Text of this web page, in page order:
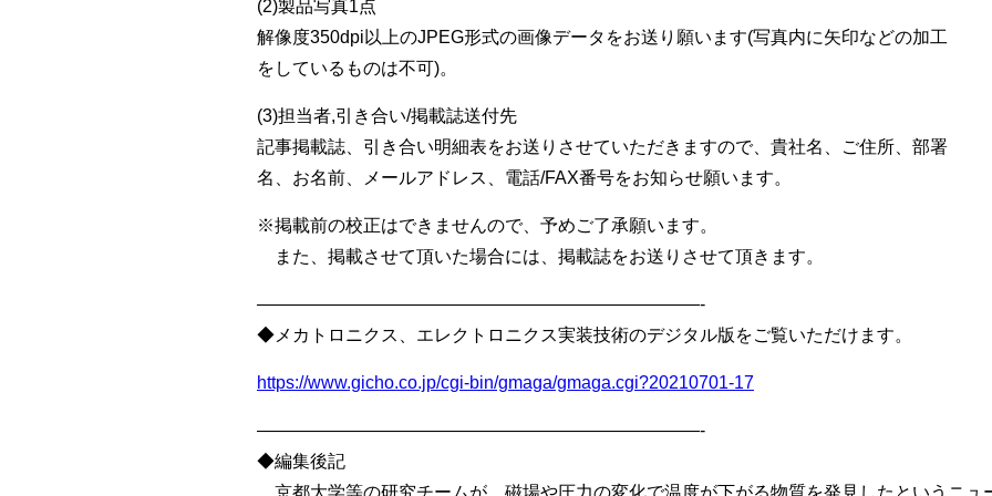
(2)製品写真1点
解像度350dpi以上のJPEG形式の画像データをお送り願います(写真内に矢印などの加工
をしているものは不可)。
(3)担当者,引き合い/掲載誌送付先
記事掲載誌、引き合い明細表をお送りさせていただきますので、貴社名、ご住所、部署
名、お名前、メールアドレス、電話/FAX番号をお知らせ願います。
※掲載前の校正はできませんので、予めご了承願います。
また、掲載させて頂いた場合には、掲載誌をお送りさせて頂きます。
—————————————————————————-
◆メカトロニクス、エレクトロニクス実装技術のデジタル版をご覧いただけます。
https://www.gicho.co.jp/cgi-bin/gmaga/gmaga.cgi?20210701-17
—————————————————————————-
◆編集後記
京都大学等の研究チームが、磁場や圧力の変化で温度が下がる物質を発見したというニュ